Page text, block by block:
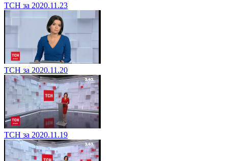
ТСН за 2020.11.23
ТСН за 2020.11.20
ТСН за 2020.11.19